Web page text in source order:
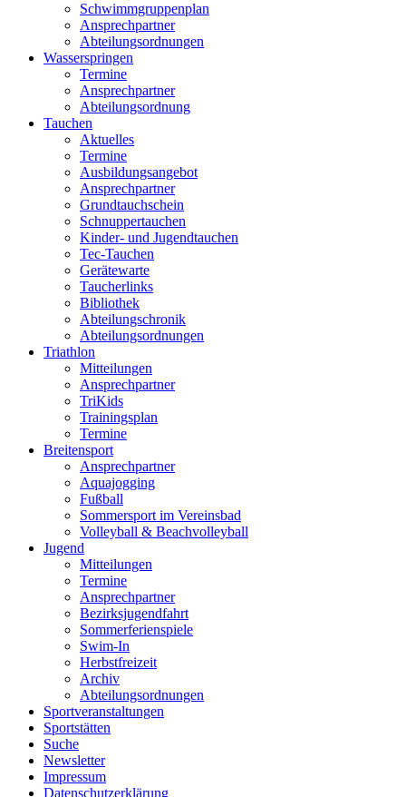
Schwimmgruppenplan
Ansprechpartner
Abteilungsordnungen
Wasserspringen
Termine
Ansprechpartner
Abteilungsordnung
Tauchen
Aktuelles
Termine
Ausbildungsangebot
Ansprechpartner
Grundtauchschein
Schnuppertauchen
Kinder- und Jugendtauchen
Tec-Tauchen
Gerätewarte
Taucherlinks
Bibliothek
Abteilungschronik
Abteilungsordnungen
Triathlon
Mitteilungen
Ansprechpartner
TriKids
Trainingsplan
Termine
Breitensport
Ansprechpartner
Aquajogging
Fußball
Sommersport im Vereinsbad
Volleyball & Beachvolleyball
Jugend
Mitteilungen
Termine
Ansprechpartner
Bezirksjugendfahrt
Sommerferienspiele
Swim-In
Herbstfreizeit
Archiv
Abteilungsordnungen
Sportveranstaltungen
Sportstätten
Suche
Newsletter
Impressum
Datenschutzerklärung